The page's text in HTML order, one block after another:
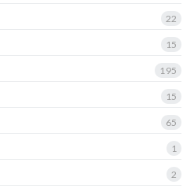
22
15
195
15
65
1
2